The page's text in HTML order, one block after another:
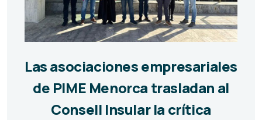
Las asociaciones empresariales
de PIME Menorca trasladan al
Consell Insular la crítica